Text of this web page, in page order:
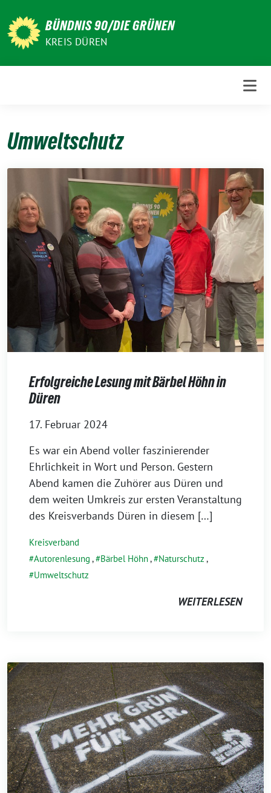
zum
Inhalt
BÜNDNIS 90/DIE GRÜNEN
KREIS DÜREN
Umweltschutz
Erfolgreiche Lesung mit Bärbel Höhn in
Düren
17. Februar 2024
Es war ein Abend voller faszinierender
Ehrlichkeit in Wort und Person. Gestern
Abend kamen die Zuhörer aus Düren und
dem weiten Umkreis zur ersten Veranstaltung
des Kreisverbands Düren in diesem […]
Kreisverband
Autorenlesung , Bärbel Höhn, Naturschutz ,
Umweltschutz
WEITERLESEN